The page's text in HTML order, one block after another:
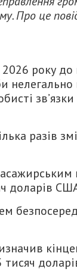
Про це
2026 року
зв’язки
разів
доларів
тисяч